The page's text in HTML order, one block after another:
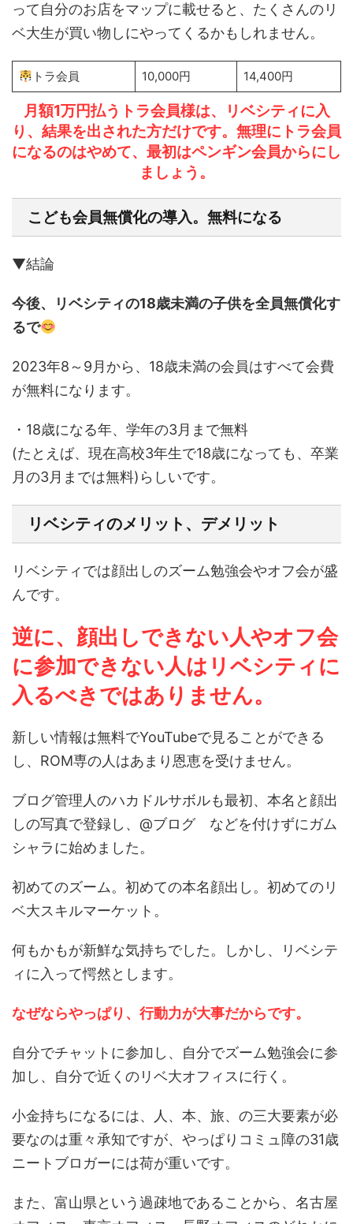
って自分のお店をマップに載せると、たくさんのリ
ベ大生が買い物しにやってくるかもしれません。
トラ会員 10,000円 14,400円
月額1万円払うトラ会員様は、リベシティに入
り、結果を出された方だけです。無理にトラ会員
になるのはやめて、最初はペンギン会員からにし
ましょう。
こども会員無償化の導入。無料になる
▼結論
今後、リベシティの18歳未満の子供を全員無償化す
るで
2023年8～9月から、18歳未満の会員はすべて会費
が無料になります。
・18歳になる年、学年の3月まで無料
(たとえば、現在高校3年生で18歳になっても、卒業
月の3月までは無料)らしいです。
リベシティのメリット、デメリット
リベシティでは顔出しのズーム勉強会やオフ会が盛
んです。
逆に、顔出しできない人やオフ会
に参加できない人はリベシティに
入るべきではありません。
新しい情報は無料でYouTubeで見ることができる
し、ROM専の人はあまり恩恵を受けません。
ブログ管理人のハカドルサボルも最初、本名と顔出
しの写真で登録し、@ブログ などを付けずにガム
シャラに始めました。
初めてのズーム。初めての本名顔出し。初めてのリ
ベ大スキルマーケット。
何もかもが新鮮な気持ちでした。しかし、リベシテ
ィに入って愕然とします。
なぜならやっぱり、行動力が大事だからです。
自分でチャットに参加し、自分でズーム勉強会に参
加し、自分で近くのリベ大オフィスに行く。
小金持ちになるには、人、本、旅、の三大要素が必
要なのは重々承知ですが、やっぱりコミュ障の31歳
ニートブロガーには荷が重いです。
また、富山県という過疎地であることから、名古屋